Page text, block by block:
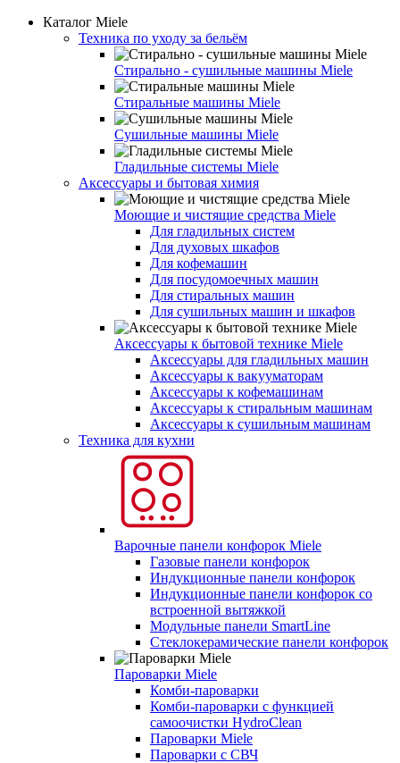
Каталог Miele
Техника по уходу за бельём
Стирально - сушильные машины Miele
Стиральные машины Miele
Сушильные машины Miele
Гладильные системы Miele
Аксессуары и бытовая химия
Моющие и чистящие средства Miele
Для гладильных систем
Для духовых шкафов
Для кофемашин
Для посудомоечных машин
Для стиральных машин
Для сушильных машин и шкафов
Аксессуары к бытовой технике Miele
Аксессуары для гладильных машин
Аксессуары к вакууматорам
Аксессуары к кофемашинам
Аксессуары к стиральным машинам
Аксессуары к сушильным машинам
Техника для кухни
Варочные панели конфорок Miele
Газовые панели конфорок
Индукционные панели конфорок
Индукционные панели конфорок со
встроенной вытяжкой
Модульные панели SmartLine
Стеклокерамические панели конфорок
Пароварки Miele
Комби-пароварки
Комби-пароварки с функцией
самоочистки HydroClean
Пароварки Miele
Пароварки с СВЧ